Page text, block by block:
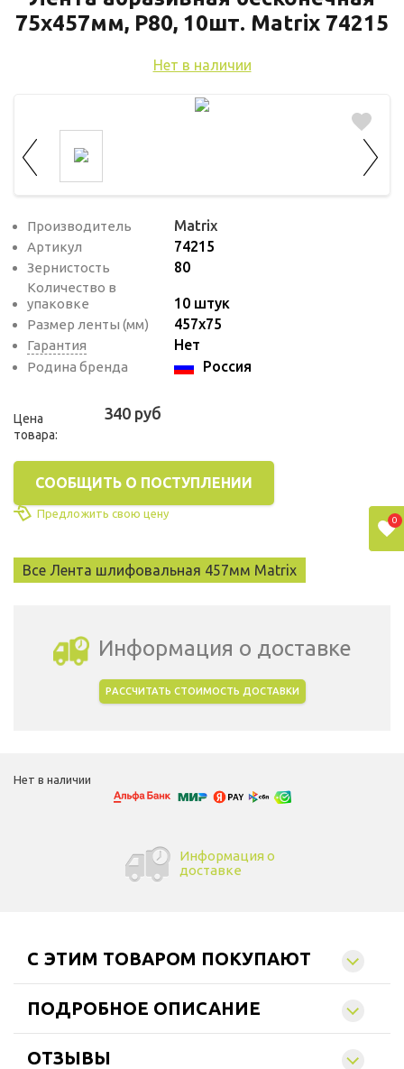
75х457мм, P80, 10шт. Matrix 74215
Нет в наличии
Производитель Matrix
Артикул 74215
Зернистость 80
Количество в
упаковке
10 штук
Размер ленты (мм) 457х75
Гарантия Нет
Родина бренда Россия
Цена
товара:
340 руб
СООБЩИТЬ О ПОСТУПЛЕНИИ
Предложить свою цену
Все Лента шлифовальная 457мм Matrix
Информация о доставке
РАССЧИТАТЬ СТОИМОСТЬ ДОСТАВКИ
Нет в наличии
Информация о
доставке
C ЭТИМ ТОВАРОМ ПОКУПАЮТ
ПОДРОБНОЕ ОПИСАНИЕ
ОТЗЫВЫ
0
пользователей на сайте. Эти файлы cookie
чтобы увеличить его производительность
и сделать функционал сайта максимально
Рекламные файлы cookie используются
для целей маркетинга и улучшения
помогают обеспечить максимально
высокую точность и ценность содержания
маркетинговых и рекламных материалов
для пользователей сайта.